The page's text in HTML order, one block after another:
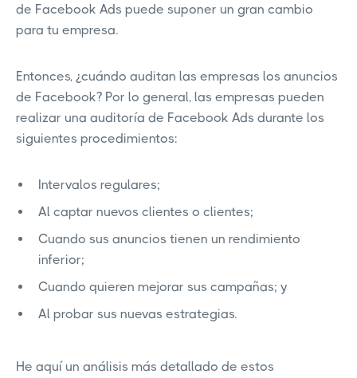
de Facebook Ads puede suponer un gran cambio
para tu empresa.
Entonces, ¿cuándo auditan las empresas los anuncios
de Facebook? Por lo general, las empresas pueden
realizar una auditoría de Facebook Ads durante los
siguientes procedimientos:
Intervalos regulares;
Al captar nuevos clientes o clientes;
Cuando sus anuncios tienen un rendimiento
inferior;
Cuando quieren mejorar sus campañas; y
Al probar sus nuevas estrategias.
He aquí un análisis más detallado de estos